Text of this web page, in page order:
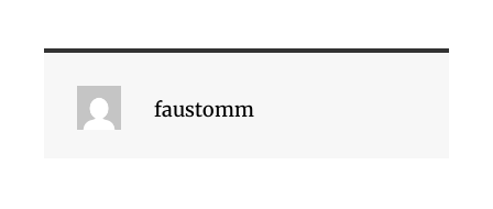
faustomm